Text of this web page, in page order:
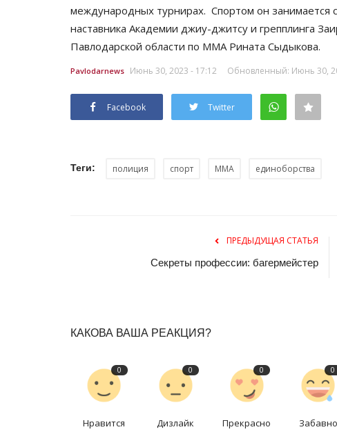
международных турнирах. Спортом он занимается
наставника Академии джиу-джитсу и грепплинга
Павлодарской области по ММА Рината Сыдыкова.
Pavlodarnews Июнь 30, 2023 - 17:12 Обновленный: Июнь 30,
Facebook Twitter
Теги: полиция спорт ММА единоборства
ПРЕДЫДУЩАЯ СТАТЬЯ
Секреты профессии: багермейстер
КАКОВА ВАША РЕАКЦИЯ?
0
Нравится
0
Дизлайк
0
Прекрасно
0
Забавно